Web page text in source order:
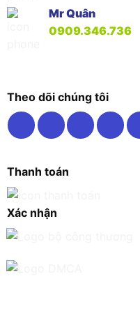
Mr Quân
0909.346.736
Theo dõi chúng tôi
Thanh toán
Xác nhận